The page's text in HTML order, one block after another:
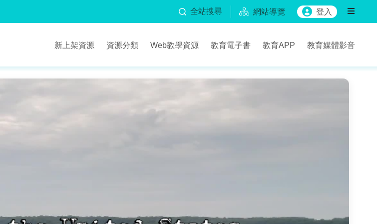
全站搜尋 網站導覽 登入
新上架資源 資源分類 Web教學資源 教育電子書 教育APP 教育媒體影音